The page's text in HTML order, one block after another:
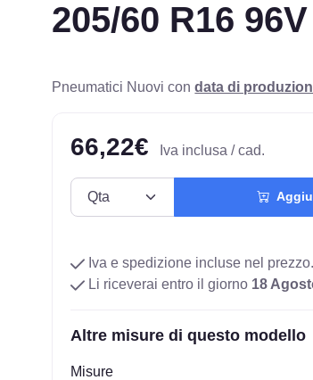
205/60 R16
Pneumatici Nuovi condata di
66,22€ Iva inclusa / cad.
Iva e spedizione incluse nel prezzo.
Li riceverai entro il giorno 18
Altre misure di questo modello
Misure